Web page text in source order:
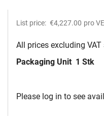
List price: €4,227.00 pro VE
All prices excluding
Packaging Unit 1 Stk
Please log in to see